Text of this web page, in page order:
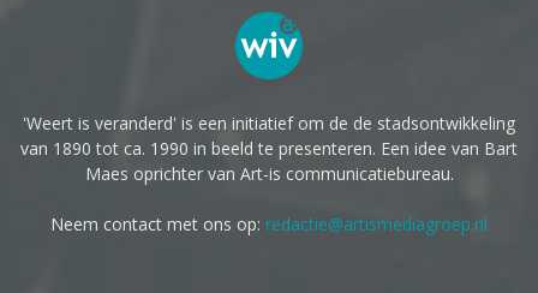
'Weert is veranderd' is een initiatief om de de stadsontwikkeling
van 1890 tot ca. 1990 in beeld te presenteren. Een idee van Bart
Maes oprichter van Art-is communicatiebureau.
Neem contact met ons op: redactie@artismediagroep.nl